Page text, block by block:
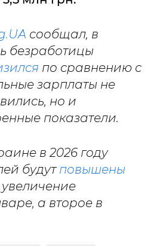
сообщал, в
безработицы
по сравнению с
зарплаты не
но и
показатели.
в 2026 году
будутповышены
а второе в